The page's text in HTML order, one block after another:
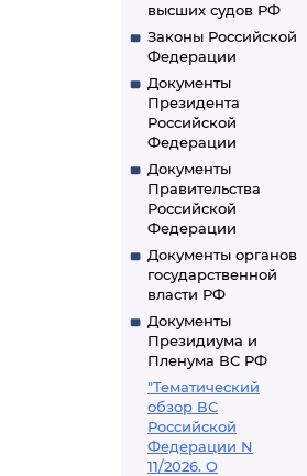
высших судов РФ
Законы Российской
Федерации
Документы
Президента
Российской
Федерации
Документы
Правительства
Российской
Федерации
Документы органов
государственной
власти РФ
Документы
Президиума и
Пленума ВС РФ
"Тематический
обзор ВС
Российской
Федерации N
11/2026. О